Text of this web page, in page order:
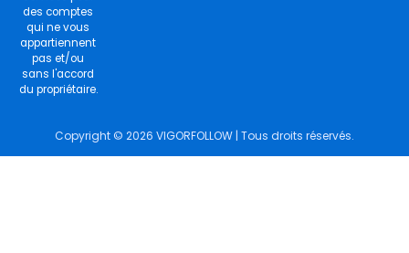
des comptes
qui ne vous
appartiennent
pas et/ou
sans l'accord
du propriétaire.
Copyright © 2026 VIGORFOLLOW | Tous droits réservés.